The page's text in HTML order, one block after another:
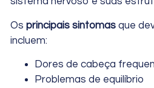
Os principais sintomas que
incluem:
Dores de cabeça
Problemas de equilíbrio